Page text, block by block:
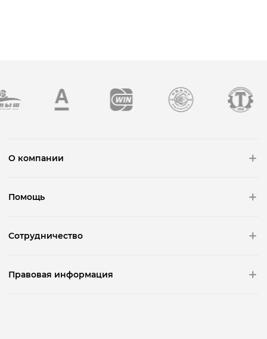
О компании
Помощь
Сотрудничество
Правовая информация